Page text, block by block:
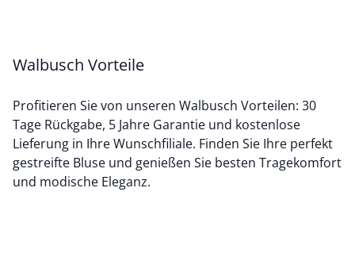
Walbusch Vorteile
Profitieren Sie von unseren Walbusch Vorteilen: 30
Tage Rückgabe, 5 Jahre Garantie und kostenlose
Lieferung in Ihre Wunschfiliale. Finden Sie Ihre perfekt
gestreifte Bluse und genießen Sie besten Tragekomfort
und modische Eleganz.